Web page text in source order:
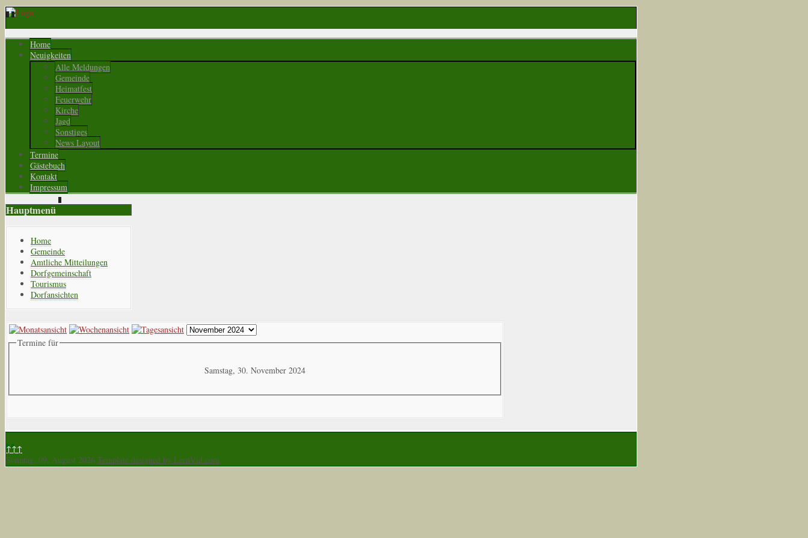
Home
Neuigkeiten
Alle Meldungen
Gemeinde
Heimatfest
Feuerwehr
Kirche
Jagd
Sonstiges
News Layout
Termine
Gästebuch
Kontakt
Impressum
Hauptmenü
Home
Gemeinde
Amtliche Mitteilungen
Dorfgemeinschaft
Tourismus
Dorfansichten
Termine für
Samstag, 30. November 2024
↑↑↑
Sonntag, 09. August 2026 Template designed by LernVid.com